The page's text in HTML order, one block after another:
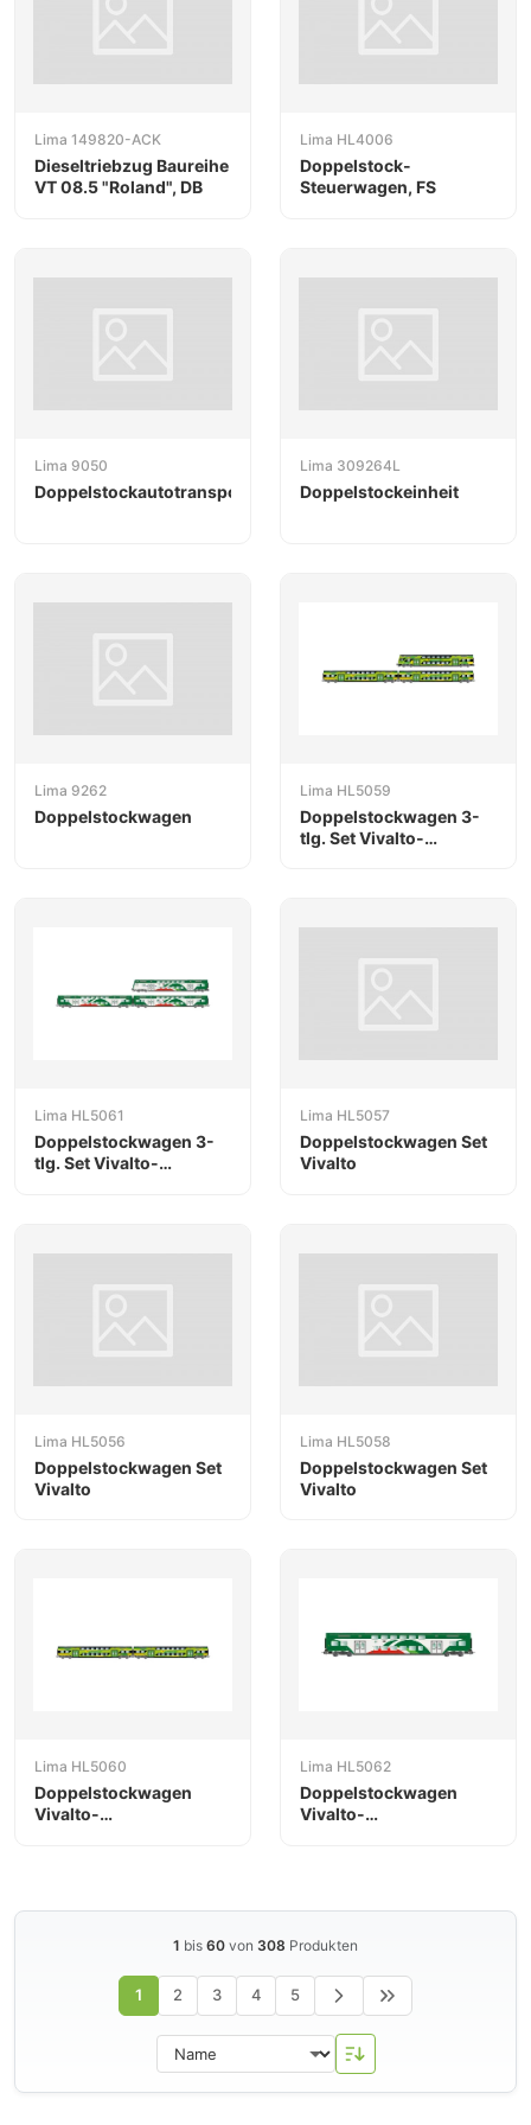
Lima 149820-ACK
Dieseltriebzug Baureihe
VT 08.5 "Roland", DB
Lima HL4006
Doppelstock-
Steuerwagen, FS
Lima 9050
Doppelstockautotransportwagen
Lima 309264L
Doppelstockeinheit
Lima 9262
Doppelstockwagen
Lima HL5059
Doppelstockwagen 3-
tlg. Set Vivalto-
Lima HL5061
Doppelstockwagen 3-
tlg. Set Vivalto-
Lima HL5057
Doppelstockwagen Set
Vivalto
Lima HL5056
Doppelstockwagen Set
Vivalto
Lima HL5058
Doppelstockwagen Set
Vivalto
Lima HL5060
Doppelstockwagen
Vivalto-
Lima HL5062
Doppelstockwagen
Vivalto-
1 bis 60 von 308 Produkten
1 2 3 4 5